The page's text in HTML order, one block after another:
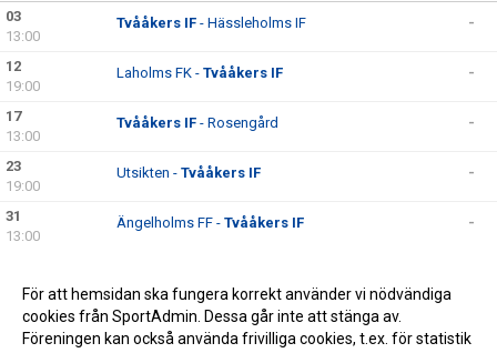
03
13:00
Tvååkers IF - Hässleholms IF -
12
19:00
Laholms FK - Tvååkers IF -
17
13:00
Tvååkers IF - Rosengård -
23
19:00
Utsikten - Tvååkers IF -
31
13:00
Ängelholms FF - Tvååkers IF -
15:00
Tvååkers IF - Lunds BK
För att hemsidan ska fungera korrekt använder vi nödvändiga
cookies från SportAdmin. Dessa går inte att stänga av.
Föreningen kan också använda frivilliga cookies, t.ex. för statistik